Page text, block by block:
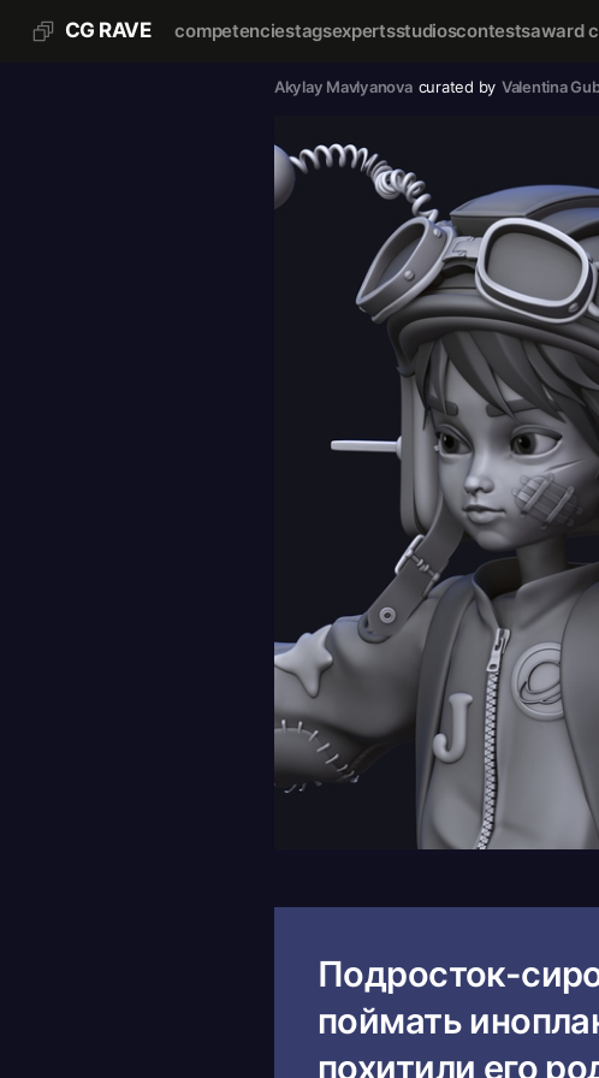
CG RAVE competenciestagsexpertsstudioscontestsaward
Akylay Mavlyanova curated by Valentina
Подросток-
поймать
похитили его